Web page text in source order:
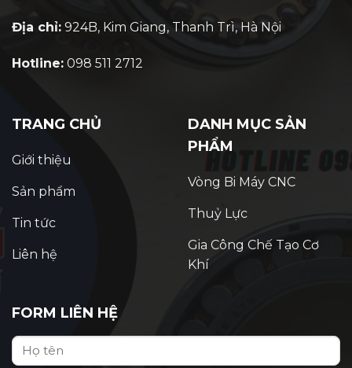
Địa chỉ: 924B, Kim Giang, Thanh Trì, Hà Nội
Hotline: 098 511 2712
TRANG CHỦ
Giới thiệu
Sản phẩm
Tin tức
Liên hệ
DANH MỤC SẢN
PHẨM
Vòng Bi Máy CNC
Thuỷ Lực
Gia Công Chế Tạo Cơ
Khí
FORM LIÊN HỆ